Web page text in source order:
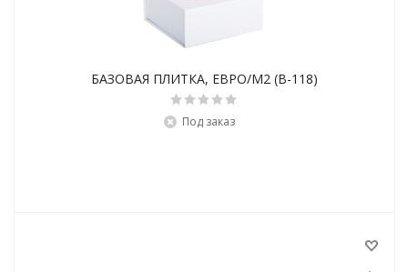
БАЗОВАЯ ПЛИТКА, ЕВРО/М2 (B-118)
Под заказ